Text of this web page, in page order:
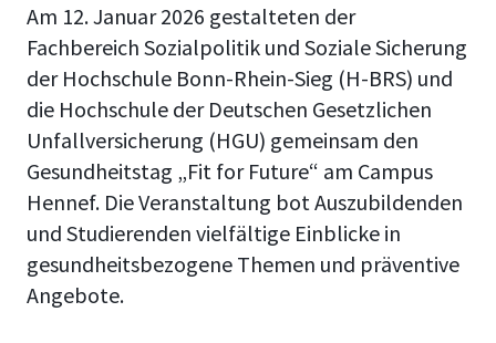
Am 12. Januar 2026 gestalteten der
Fachbereich Sozialpolitik und Soziale Sicherung
der Hochschule Bonn-Rhein-Sieg (H-BRS) und
die Hochschule der Deutschen Gesetzlichen
Unfallversicherung (HGU) gemeinsam den
Gesundheitstag „Fit for Future“ am Campus
Hennef. Die Veranstaltung bot Auszubildenden
und Studierenden vielfältige Einblicke in
gesundheitsbezogene Themen und präventive
Angebote.